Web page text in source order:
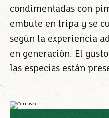
condimentadas con
embute en tripa y se
según la experiencia
en generación. El
las especias están